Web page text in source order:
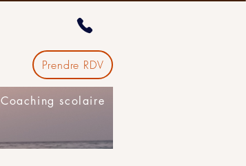
Prendre RDV
Coaching scolaire